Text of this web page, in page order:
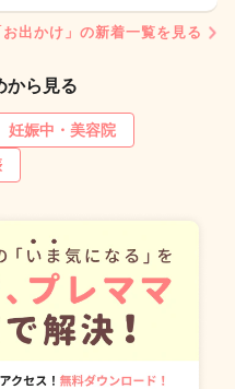
お出かけ」の新着一覧を見る
から見る
妊娠中・美容院